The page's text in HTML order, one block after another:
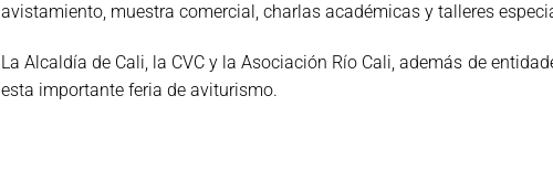
avistamiento, muestra comercial, charlas académicas y talleres
La Alcaldía de Cali, la CVC y la Asociación Río Cali, además de
esta importante feria de aviturismo.